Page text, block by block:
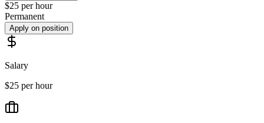
$25 per hour
Permanent
Apply on position
Salary
$25 per hour